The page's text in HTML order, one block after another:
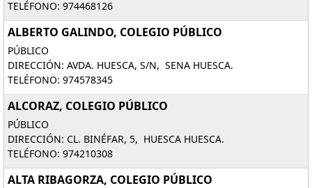
TELÉFONO: 974468126
ALBERTO GALINDO, COLEGIO PÚBLICO
PÚBLICO
DIRECCIÓN: AVDA. HUESCA, S/N, SENA HUESCA.
TELÉFONO: 974578345
ALCORAZ, COLEGIO PÚBLICO
PÚBLICO
DIRECCIÓN: CL. BINÉFAR, 5, HUESCA HUESCA.
TELÉFONO: 974210308
ALTA RIBAGORZA, COLEGIO PÚBLICO